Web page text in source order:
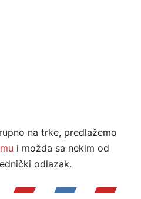
na trke, predlažemo
i možda sa nekim od
odlazak.